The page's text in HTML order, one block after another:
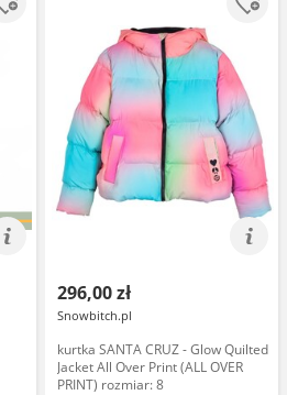
296,00 zł
Snowbitch.pl
kurtka SANTA CRUZ - Glow Quilted
Jacket All Over Print (ALL OVER
PRINT) rozmiar: 8